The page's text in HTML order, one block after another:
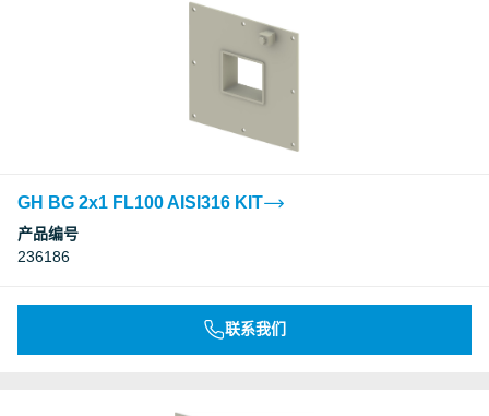
GH BG 2x1 FL100 AISI316 KIT
产品编号
236186
联系我们